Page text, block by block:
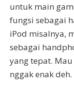
untuk main
fungsi sebagai
iPod misalnya,
sebagai
yang tepat.
nggak enak